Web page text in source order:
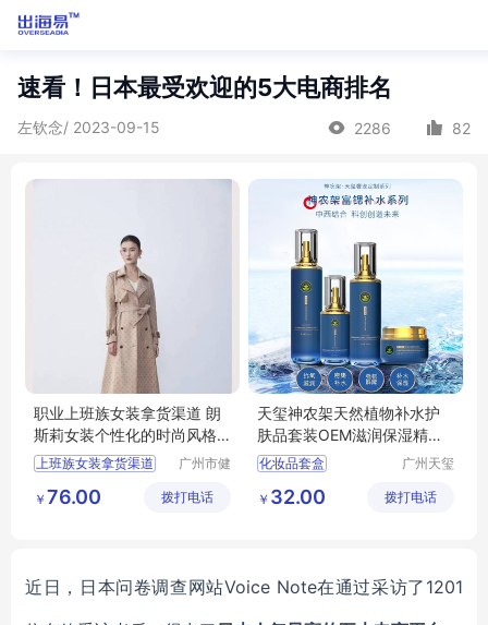
速看！日本最受欢迎的5大电商排名
左钦念/ 2023-09-15 2286 82
职业上班族女装拿货渠道 朗
斯莉女装个性化的时尚风格
广州服装市场
上班族女装拿货渠道
广州服装市场
广州市健
限公司
￥ 76.00 拨打电话
天玺神农架天然植物补水护
肤品套装OEM滋润保湿精华
护肤套盒代工
化妆品套盒
护肤品套装
广州天玺
有限公司
￥ 32.00 拨打电话
近日，日本问卷调查网站Voice Note在通过采访了1201